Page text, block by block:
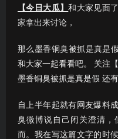
【今日大瓜】和大家见面
家拿出来讨论，
那么墨香铜臭被抓是真是
和大家一起看看吧。 关注
墨香铜臭被抓是真是假 还
自上半年起就有网友爆料
臭微博说自己闭关澄清，
而。我在写这篇文字的时